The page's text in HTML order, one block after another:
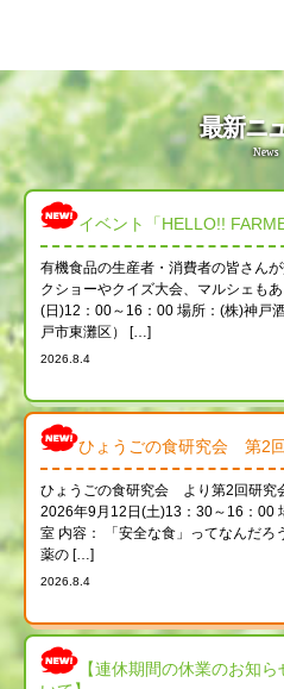
イベント「HELLO!!
有機食品の生産者・消費者の皆さん
クショーやクイズ大会、マルシェも
(日)12：00～16：00 場所：(株)神戸
戸市東灘区） […]
2026.8.4
ひょうごの食研究会 第2
ひょうごの食研究会 より第2回研究
2026年9月12日(土)13：30～16：00
室 内容： 「安全な食」ってなんだ
薬の […]
2026.8.4
【連休期間の休業のお知